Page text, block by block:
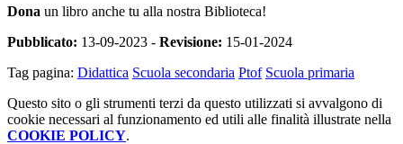
Dona un libro anche tu alla nostra Biblioteca!
Pubblicato: 13-09-2023 - Revisione: 15-01-2024
Tag pagina: Didattica Scuola secondaria Ptof Scuola primaria
Questo sito o gli strumenti terzi da questo utilizzati si avvalgono di
cookie necessari al funzionamento ed utili alle finalità illustrate nella
COOKIE POLICY.